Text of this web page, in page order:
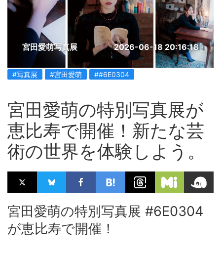
宮田愛萌写真展 2026-06-18 20:16:18
#写真展 #宮田愛萌 ##6E0304
宮田愛萌の特別写真展が
恵比寿で開催！新たな芸
術の世界を体験しよう。
宮田愛萌の特別写真展 #6E0304
が恵比寿で開催！